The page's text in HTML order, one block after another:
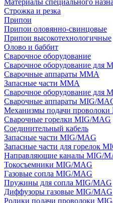
Материалы специального
Строжка и резка
Припои
Припои оловянно-свинцовые
Припои высокотехнологичные
Олово и баббит
Сварочное оборудование
Сварочное оборудование для
Сварочные аппараты MMA
Запасные части MMA
Сварочное оборудование для
Сварочные аппараты MIG/
Механизмы подачи
Сварочные горелки MIG/MAG
Соединительный кабель
Запасные части MIG/MAG
Запасные части для горелок
Направляющие каналы MIG/
Токосъемники MIG/MAG
Газовые сопла MIG/MAG
Пружины для сопла MIG/MAG
Диффузоры газовые MIG/MAG
Ролики подачи проволоки